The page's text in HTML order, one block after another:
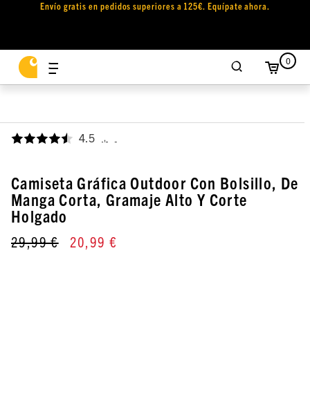
Envío gratis en pedidos superiores a 125€. Equípate ahora.
0
4.5 ,
Camiseta Gráfica Outdoor Con Bolsillo, De
Manga Corta, Gramaje Alto Y Corte
Holgado
29,99 € 20,99 €